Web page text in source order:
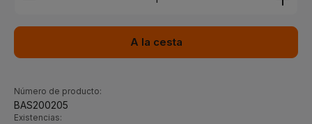
A la cesta
Número de producto:
BAS200205
Existencias: